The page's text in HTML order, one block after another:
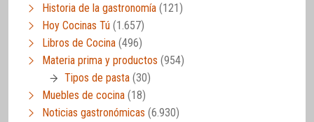
Historia de la gastronomía (121)
Hoy Cocinas Tú (1.657)
Libros de Cocina (496)
Materia prima y productos (954)
Tipos de pasta (30)
Muebles de cocina (18)
Noticias gastronómicas (6.930)